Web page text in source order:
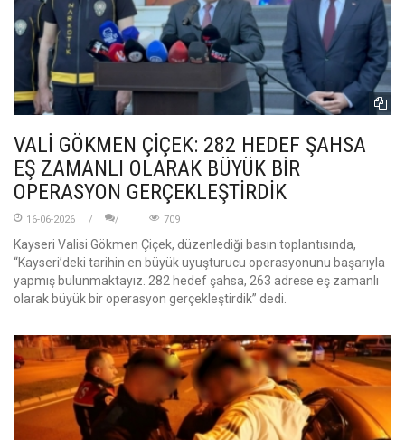
VALİ GÖKMEN ÇİÇEK: 282 HEDEF ŞAHSA
EŞ ZAMANLI OLARAK BÜYÜK BİR
OPERASYON GERÇEKLEŞTİRDİK
16-06-2026 709
Kayseri Valisi Gökmen Çiçek, düzenlediği basın toplantısında,
“Kayseri’deki tarihin en büyük uyuşturucu operasyonunu başarıyla
yapmış bulunmaktayız. 282 hedef şahsa, 263 adrese eş zamanlı
olarak büyük bir operasyon gerçekleştirdik” dedi.